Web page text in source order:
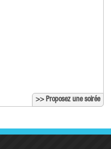
>> Proposez une soirée